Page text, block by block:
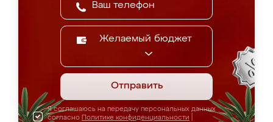
Желаемый бюджет
Отправить
Я соглашаюсь на передачу персональных данных
согласно Политике конфиденциальности